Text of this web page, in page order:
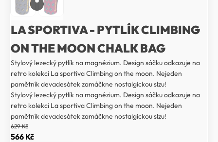
LA SPORTIVA - PYTLÍK CLIMBING
ON THE MOON CHALK BAG
Stylový lezecký pytlík na magnézium. Design sáčku odkazuje na
retro kolekci La sportiva Climbing on the moon. Nejeden
pamětník devadesátek zamáčkne nostalgickou slzu!
Stylový lezecký pytlík na magnézium. Design sáčku odkazuje na
retro kolekci La sportiva Climbing on the moon. Nejeden
pamětník devadesátek zamáčkne nostalgickou slzu!
629Kč
Původní
566 KčAktuální